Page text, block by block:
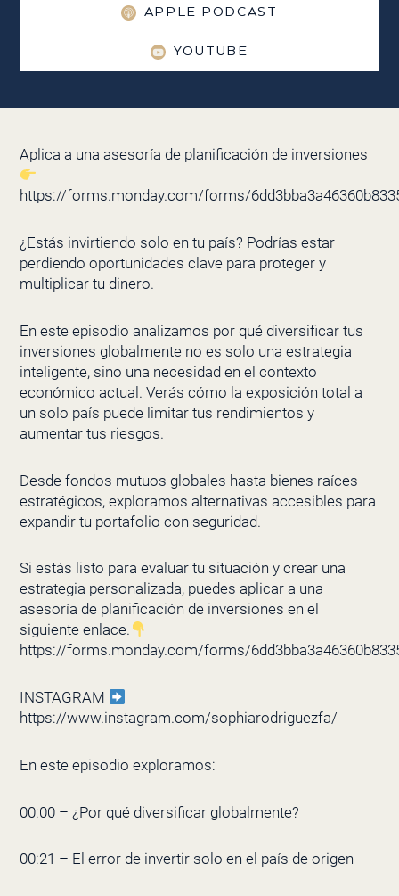
APPLE PODCAST
YOUTUBE
Aplica a una asesoría de planificación de inversiones
https://forms.monday.com/forms/
¿Estás invirtiendo solo en tu país? Podrías estar
perdiendo oportunidades clave para proteger y
multiplicar tu dinero.
En este episodio analizamos por qué diversificar tus
inversiones globalmente no es solo una estrategia
inteligente, sino una necesidad en el contexto
económico actual. Verás cómo la exposición total a
un solo país puede limitar tus rendimientos y
aumentar tus riesgos.
Desde fondos mutuos globales hasta bienes raíces
estratégicos, exploramos alternativas accesibles para
expandir tu portafolio con seguridad.
Si estás listo para evaluar tu situación y crear una
estrategia personalizada, puedes aplicar a una
asesoría de planificación de inversiones en el
siguiente enlace.
https://forms.monday.com/forms/
INSTAGRAM
https://www.instagram.com/sophiarodriguezfa/
En este episodio exploramos:
00:00 – ¿Por qué diversificar globalmente?
00:21 – El error de invertir solo en el país de origen